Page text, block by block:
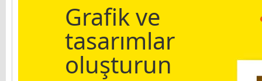
Grafik ve
tasarımlar
oluşturun